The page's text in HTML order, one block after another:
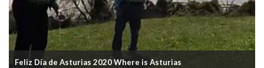
Feliz Día de Asturias 2020 Where is Asturias